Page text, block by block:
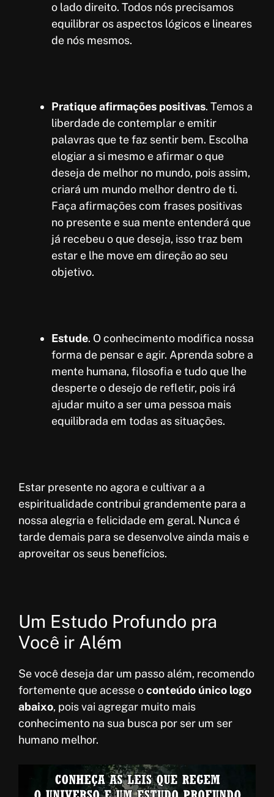
o lado direito. Todos nós precisamos
equilibrar os aspectos lógicos e lineares
de nós mesmos.
Pratique afirmações positivas. Temos a
liberdade de contemplar e emitir
palavras que te faz sentir bem. Escolha
elogiar a si mesmo e afirmar o que
deseja de melhor no mundo, pois assim,
criará um mundo melhor dentro de ti.
Faça afirmações com frases positivas
no presente e sua mente entenderá que
já recebeu o que deseja, isso traz bem
estar e lhe move em direção ao seu
objetivo.
Estude. O conhecimento modifica nossa
forma de pensar e agir. Aprenda sobre a
mente humana, filosofia e tudo que lhe
desperte o desejo de refletir, pois irá
ajudar muito a ser uma pessoa mais
equilibrada em todas as situações.
Estar presente no agora e cultivar a a
espiritualidade contribui grandemente para a
nossa alegria e felicidade em geral. Nunca é
tarde demais para se desenvolve ainda mais e
aproveitar os seus benefícios.
Um Estudo Profundo pra
Você ir Além
Se você deseja dar um passo além, recomendo
fortemente que acesse oconteúdo único logo
abaixo, pois vai agregar muito mais
conhecimento na sua busca por ser um ser
humano melhor.